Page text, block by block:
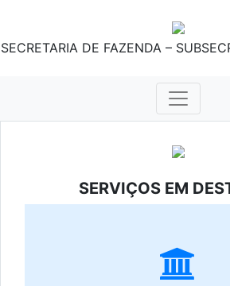
SECRETARIA DE FAZENDA –
SERVIÇOS EM